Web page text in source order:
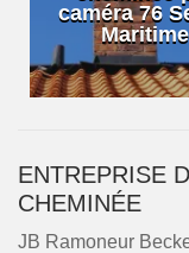
caméra 76
Maritime
ENTREPRISE
CHEMINÉE
JB Ramoneur